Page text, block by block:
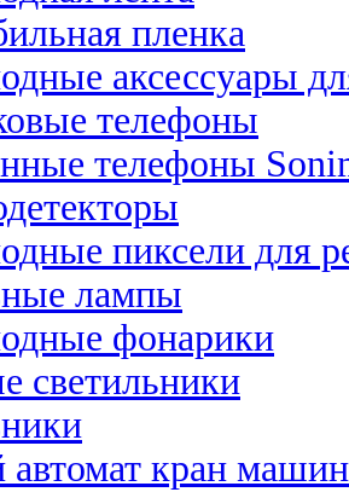
пленка
аксессуары
телефоны
телефоны
пиксели для
лампы
фонарики
светильники
автомат кран